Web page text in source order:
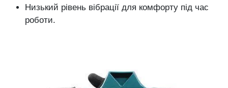
Низький рівень вібрації для комфорту під час
роботи.